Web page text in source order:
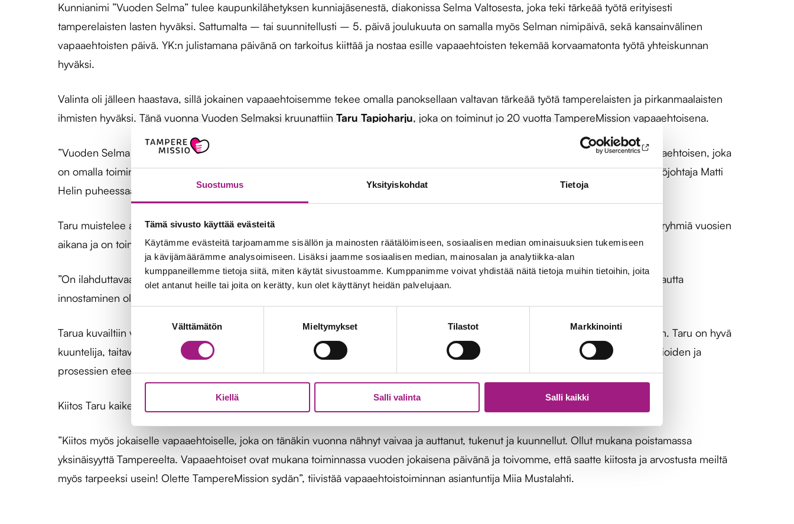
Suostumus Yksityiskohdat Tietoja
Tämä sivusto käyttää evästeitä
Käytämme evästeitä tarjoamamme sisällön ja mainosten räätälöimiseen, sosiaalisen median ominaisuuksien tukemiseen
ja kävijämäärämme analysoimiseen. Lisäksi jaamme sosiaalisen median, mainosalan ja analytiikka-alan
kumppaneillemme tietoja siitä, miten käytät sivustoamme. Kumppanimme voivat yhdistää näitä tietoja muihin tietoihin, joita
olet antanut heille tai joita on kerätty, kun olet käyttänyt heidän palvelujaan.
Välttämätön Mieltymykset Tilastot Markkinointi
Kiellä Salli valinta Salli kaikki
Kunnianimi ”Vuoden Selma” tulee kaupunkilähetyksen kunniajäsenestä, diakonissa Selma Valtosesta, joka teki tärkeää työtä erityisesti
tamperelaisten lasten hyväksi. Sattumalta – tai suunnitellusti – 5. päivä joulukuuta on samalla myös Selman nimipäivä, sekä kansainvälinen
vapaaehtoisten päivä. YK:n julistamana päivänä on tarkoitus kiittää ja nostaa esille vapaaehtoisten tekemää korvaamatonta työtä yhteiskunnan
hyväksi.
Valinta oli jälleen haastava, sillä jokainen vapaaehtoisemme tekee omalla panoksellaan valtavan tärkeää työtä tamperelaisten ja pirkanmaalaisten
ihmisten hyväksi. Tänä vuonna Vuoden Selmaksi kruunattiin Taru Tapioharju, joka on toiminut jo 20 vuotta TampereMission vapaaehtoisena.
”Vuoden Selma on vapaaehtoinen, jonka arvoa ei mitata palvelusvuosissa tai määrässä. Palkitsemme tänä vuonna ansiokkaan vapaaehtoisen, joka
on omalla toiminnallaan innostuttanut muita sekä ennen kaikkea auttanut ja tehnyt hyvää paikallisten ihmisten hyväksi”, kertoi järjestöjohtaja Matti
Helin puheessaan puurojuhlassa.
Taru muistelee aloittaneensa jo vuonna 2002 Senioripysäkillä kirjallisuusterapiaryhmän ohjaajana. Hän on lisäksi ohjannut muitakin ryhmiä vuosien
aikana ja on toiminut Ikätuen sekä Aamukorvan vapaaehtoisena. Taru toimii näissä kaikissa tehtävissä edelleen.
”On ilahduttavaa, että meillä on lukuisia vapaaehtoisia, jotka omalla toiminnallaan innostavat muita. Tarun monipuolinen kulttuurin kautta
innostaminen oli ratkaiseva tekijä valinnassa”, kertoo Arja Laitinen.
Tarua kuvailtiin vapaaehtoisena sitkeäksi, herkäksi ja avoimeksi, joka on paneutunut koko sydämellään ja ammattitaidollaan ryhmään. Taru on hyvä
kuuntelija, taitava ohjaaja ja on saanut muita tekemään yhdessä asioita. Tarun luova osaaminen on laajaa, mutta on samalla myös asioiden ja
prosessien eteenpäin viejä. Taru on elämänmyönteinen ja oma itsensä: tärkeä keskushenkilö.
Kiitos Taru kaikesta tekemästäsi hyväntekemisestä ja onnea Vuoden Selma 2025 -tittelistä: olet sen ansainnut!
”Kiitos myös jokaiselle vapaaehtoiselle, joka on tänäkin vuonna nähnyt vaivaa ja auttanut, tukenut ja kuunnellut. Ollut mukana poistamassa
yksinäisyyttä Tampereelta. Vapaaehtoiset ovat mukana toiminnassa vuoden jokaisena päivänä ja toivomme, että saatte kiitosta ja arvostusta meiltä
myös tarpeeksi usein! Olette TampereMission sydän”, tiivistää vapaaehtoistoiminnan asiantuntija Miia Mustalahti.